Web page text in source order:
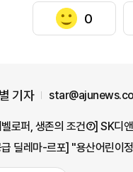
0
기자
벨로퍼, 생존의 조건⑦] SK디
급 딜레마-르포] "용산어린이